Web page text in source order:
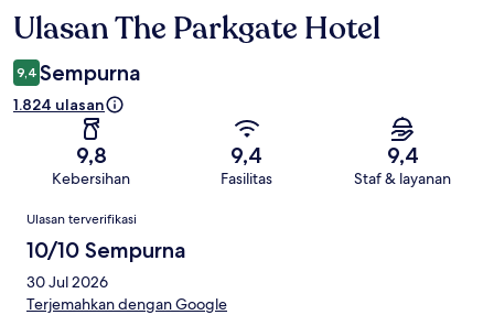
Ulasan
Ulasan The Parkgate Hotel
9,4 Sempurna
1.824 ulasan
9,8
Kebersihan
9,4
Fasilitas
9,4
Staf & layanan
Ulasan
Ulasan terverifikasi
10/10 Sempurna
30 Jul 2026
Terjemahkan dengan Google